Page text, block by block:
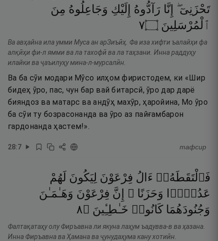
تَحْزَنِىٓ ۖ إِنَّا رَآدُّوهُ إِلَيْكِ وَجَاعِلُوهُ مِنَ
ٱلْمُرْسَلِينَ ۝٧
Ва авҳайна ила умми Муса ан арЗиъӣҳ. Фа иза хифти ъалайҳи фа
алқӣҳи фи-л ямми ва ла тахофӣ ва ла таҳзани. Инна раддуҳу
илайки ва ҷаъилуҳу мина-л-мурсалӣн.
Ва ба сӯи модари Мӯсо илҳом фиристодем, ки «Шир
бидеҳ ӯро, пас, чун бар вай битарсӣ, ӯро дар дарё
бияндоз ва матарс ва андӯҳ махӯр, ҳаройина, Мо ӯро
ба сӯи ту бозрасонанда ва ӯро аз пайғамбарон
гардонанда ҳастем!».
28:7 тафсир
فَٱلْتَقَطَهُۥٓ ءَالُ فِرْعَوْنَ لِيَكُونَ لَهُمْ
عَدُوًّۭا
وَحَزَنًا ۗ إِنَّ فِرْعَوْنَ وَهَـٰمَـٰنَ
وَجُنُودَهُمَا كَانُوا۟ خَـٰطِـِٔينَ ۝٨
Фалтақатаҳу олу Фиръавна ли якуна лаҳум ъадувва-в ва ҳазана.
Инна Фиръавна ва Ҳамана ва ҷунудаҳума кану хотиӣн.